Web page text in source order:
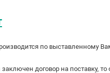
по выставленному
договор на поставку, то